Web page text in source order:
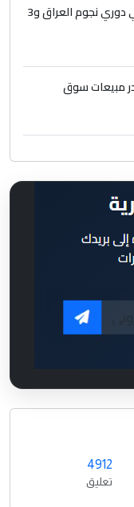
لجنة التراخيص : 17 ناديا في دوري نجوم العراق و3
مبيعات سوق
4912
تعليق